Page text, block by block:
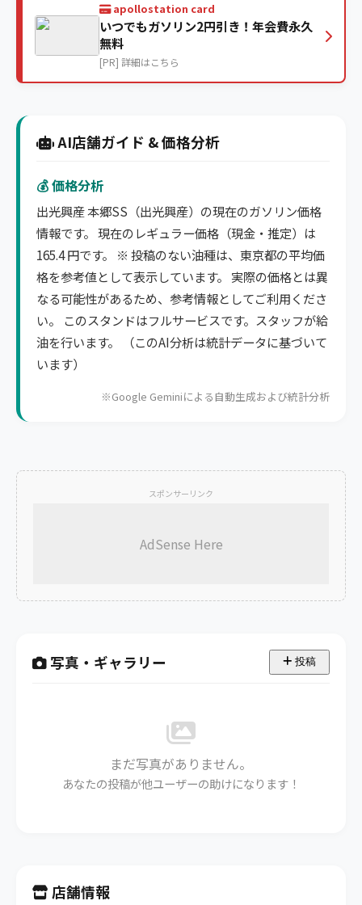
apollostation card
いつでもガソリン2円引き！年会費永久
無料
[PR] 詳細はこちら
AI店舗ガイド & 価格分析
💰 価格分析
出光興産 本郷SS（出光興産）の現在のガソリン価格
情報です。 現在のレギュラー価格（現金・推定）は
165.4 円です。 ※ 投稿のない油種は、東京都の平均価
格を参考値として表示しています。 実際の価格とは異
なる可能性があるため、参考情報としてご利用くださ
い。 このスタンドはフルサービスです。スタッフが給
油を行います。 （このAI分析は統計データに基づいて
います）
※Google Geminiによる自動生成および統計分析
スポンサーリンク
AdSense Here
写真・ギャラリー 投稿
まだ写真がありません。
あなたの投稿が他ユーザーの助けになります！
店舗情報